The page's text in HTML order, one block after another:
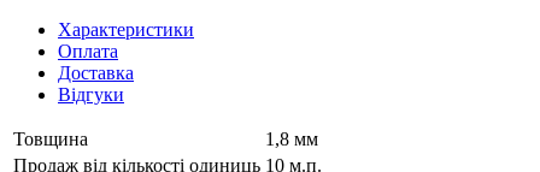
Характеристики
Оплата
Доставка
Відгуки
Товщина
1,8 мм
Продаж від кількості одиниць 10 м.п.